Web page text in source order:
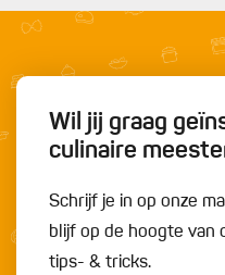
Wil jij graag
culinaire
Schrijf je in op onze
blijf op de hoogte van
tips- & tricks.